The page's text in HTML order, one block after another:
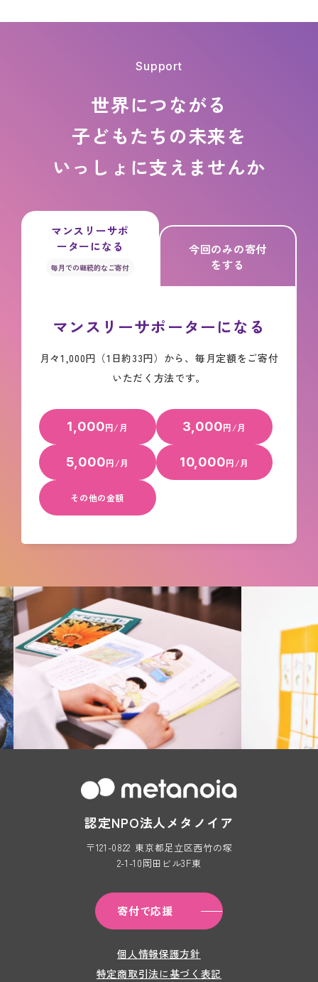
Support
世界につながる
子どもたちの未来を
いっしょに支えませんか
マンスリーサポ
ーターになる
毎月での継続的なご寄付
今回のみの寄付
をする
マンスリーサポーターになる
月々1,000円（1日約33円）から、毎月定額をご寄付
いただく方法です。
1,000円/月 3,000円/月
5,000円/月 10,000円/月
その他の金額
認定NPO法人メタノイア
〒121-0822 東京都足立区西竹の塚
2-1-10岡田ビル3F東
寄付で応援
個人情報保護方針
特定商取引法に基づく表記